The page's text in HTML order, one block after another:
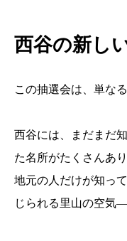
西谷の新し
この抽選会は、単な
西谷には、まだまだ
た名所がたくさんあり
地元の人だけが知っ
じられる里山の空